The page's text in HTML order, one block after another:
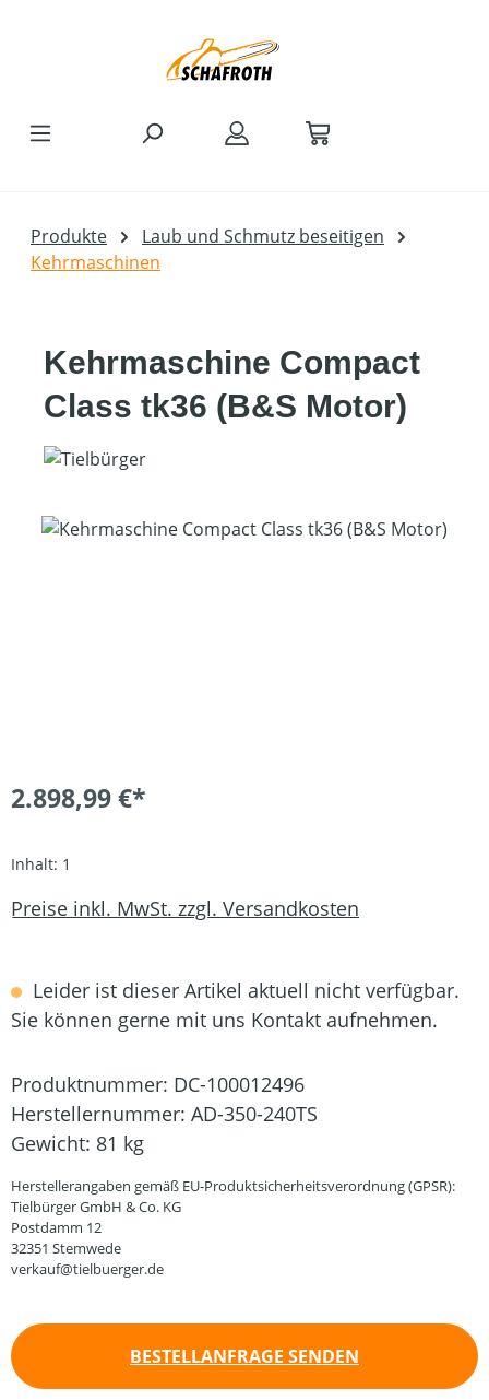
Produkte
Laub und Schmutz beseitigen
Kehrmaschinen
Kehrmaschine Compact
Class tk36 (B&S Motor)
Bildergalerie überspringen
2.898,99 €*
Inhalt: 1
Preise inkl. MwSt. zzgl. Versandkosten
Leider ist dieser Artikel aktuell nicht verfügbar.
Sie können gerne mit uns Kontakt aufnehmen.
Produktnummer: DC-100012496
Herstellernummer: AD-350-240TS
Gewicht: 81 kg
Herstellerangaben gemäß EU-Produktsicherheitsverordnung (GPSR):
Tielbürger GmbH & Co. KG
Postdamm 12
32351 Stemwede
verkauf@tielbuerger.de
BESTELLANFRAGE SENDEN